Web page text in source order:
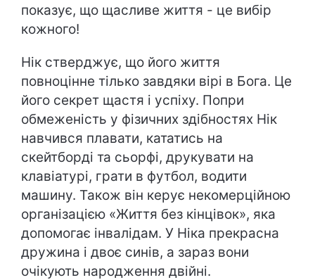
показує, що щасливе життя - це вибір
кожного!
Нік стверджує, що його життя
повноцінне тілько завдяки вірі в Бога. Це
його секрет щастя і успіху. Попри
обмеженість у фізичних здібностях Нік
навчився плавати, кататись на
скейтборді та сьорфі, друкувати на
клавіатурі, грати в футбол, водити
машину. Також він керує некомерційною
організацією «Життя без кінцівок», яка
допомогає інвалідам. У Ніка прекрасна
дружина і двоє синів, а зараз вони
очікують народження двійні.